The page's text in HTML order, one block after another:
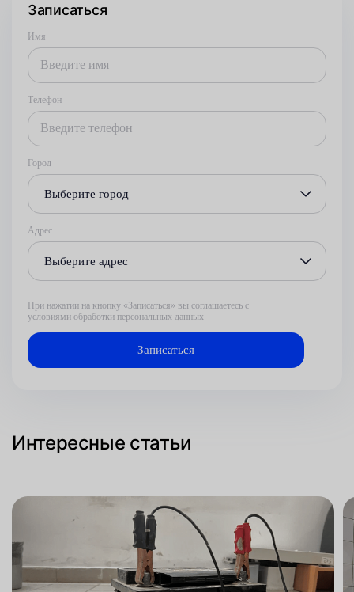
Записаться
Имя
Телефон
Город
Выберите город
Адрес
Выберите адрес
При нажатии на кнопку «Записаться» вы соглашаетесь с
условиями обработки персональных данных
Интересные статьи